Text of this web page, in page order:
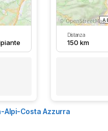
Distanza
150 km
Alpi-Costa Azzurra